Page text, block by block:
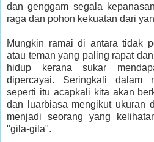
dan genggam segala
raga dan pohon kekuatan dari
Mungkin ramai di antara tidak
atau teman yang paling rapat
hidup kerana sukar
dipercayai. Seringkali dalam
seperti itu acapkali kita akan
dan luarbiasa mengikut ukuran
menjadi seorang yang
"gila-gila".